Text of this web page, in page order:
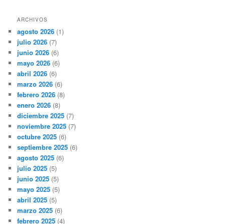
ARCHIVOS
agosto 2026 (1)
julio 2026 (7)
junio 2026 (6)
mayo 2026 (6)
abril 2026 (6)
marzo 2026 (6)
febrero 2026 (8)
enero 2026 (8)
diciembre 2025 (7)
noviembre 2025 (7)
octubre 2025 (6)
septiembre 2025 (6)
agosto 2025 (6)
julio 2025 (5)
junio 2025 (5)
mayo 2025 (5)
abril 2025 (5)
marzo 2025 (6)
febrero 2025 (4)